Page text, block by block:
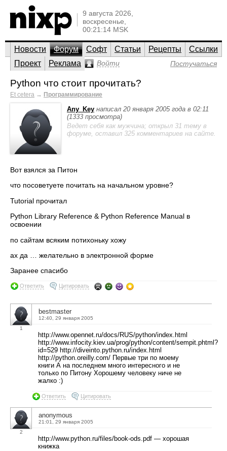
9 августа 2026,
воскресенье,
00:21:14 MSK
Новости Форум Софт Статьи Рецепты
Ссылки
Проект
Реклама Войти Постучаться
Python что стоит прочитать?
Et cetera → Программирование
Any_Key написал 20 января 2005 года в 02:11
(1333 просмотра)
Ведет себя как мужчина; открыл 31 тему в
форуме, оставил 325 комментариев на сайте.
Вот взялся за Питон
что посоветуете почитать на начальном уровне?
Tutorial прочитал
Python Library Reference & Python Reference Manual в
освоении
по сайтам всяким потихоньку хожу
ах да … желательно в электронной форме
Заранее спасибо
Ответить Цитировать
1
bestmaster
12:40, 29 января 2005
http://www.opennet.ru/docs/RUS/python/index.html
http://www.infocity.kiev.ua/prog/python/content/sempit.phtml?
id=529 http://diveinto.python.ru/index.html
http://python.oreilly.com/ Первые три по моему
книги А на последнем много интересного и не
только по Питону Хорошему человеку ниче не
жалко :)
Ответить Цитировать
2
anonymous
21:01, 29 января 2005
http://www.python.ru/files/book-ods.pdf — хорошая
книжка